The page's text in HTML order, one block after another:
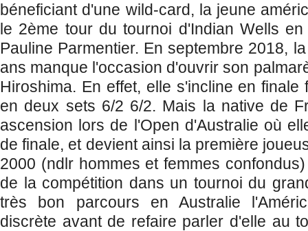
béneficiant d'une wild-card, la jeune
le 2ème tour du tournoi d'Indian Wells
Pauline Parmentier. En septembre 2018,
ans manque l'occasion d'ouvrir son
Hiroshima. En effet, elle s'incline en finale
en deux sets 6/2 6/2. Mais la native de
ascension lors de l'Open d'Australie où
de finale, et devient ainsi la première
2000 (ndlr hommes et femmes
de la compétition dans un tournoi du
très bon parcours en Australie
discrète avant de refaire parler d'elle au